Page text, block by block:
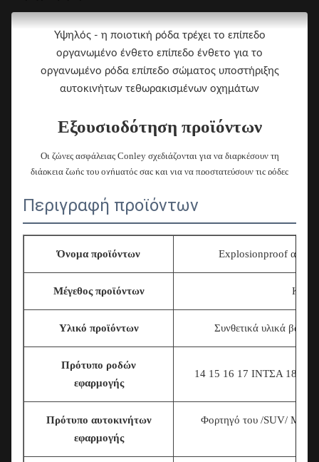
Υψηλός - η ποιοτική ρόδα τρέχει το επίπεδο
οργανωμένο ένθετο επίπεδο ένθετο για το
οργανωμένο ρόδα επίπεδο σώματος υποστήριξης
αυτοκινήτων τεθωρακισμένων οχημάτων
Εξουσιοδότηση προϊόντων
Οι ζώνες ασφάλειας Conley σχεδιάζονται για να διαρκέσουν τη
διάρκεια ζωής του οχήματός σας και για να προστατεύσουν τις ρόδες
Εκτός από τις δαπάνες
προκαλέσουν τη ζημία εργασίας αψίδων και σωμάτων ροδών που είναι
μπορεί να βοηθήσει να αποτρέψει αυτά τα προβλήματα.
Περιγραφή προϊόντων
Όνομα προϊόντων Explosionproof
Μέγεθος προϊόντων
Υλικό προϊόντων Συνθετικά υλικά
Πρότυπο ροδών
εφαρμογής
14 15 16 17 ΙΝΤΣΑ
Πρότυπο αυτοκινήτων
εφαρμογής
Φορτηγό του /SUV/ MPV/